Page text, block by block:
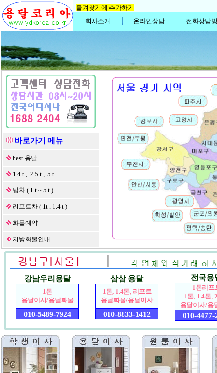
즐겨찾기에 추가하기
회사소개
온라인상담 전화상담
바로가기 메뉴
best 용달
1.4 t , 2.5 t , 5 t
탑차 ( 1 t ~ 5 t )
리프트차 ( 1t , 1.4 t )
화물예약
지방화물안내
강남우리용달
1톤
용달이사/용달화물
010-5489-7924
삼삼 용달
1톤, 1.4톤, 리프트
용달화물/용달이사
010-8833-1412
전국용
1톤리프
1톤, 1.4톤,
용달이사/용
010-4477-